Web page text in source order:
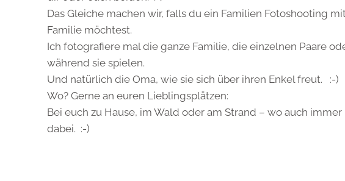
Das Gleiche machen wir, falls du ein Familien Fotoshooting
Familie möchtest.
Ich fotografiere mal die ganze Familie, die einzelnen Paare
während sie spielen.
Und natürlich die Oma, wie sie sich über ihren Enkel freut. :-)
Wo? Gerne an euren Lieblingsplätzen:
Bei euch zu Hause, im Wald oder am Strand – wo auch
dabei. :-)